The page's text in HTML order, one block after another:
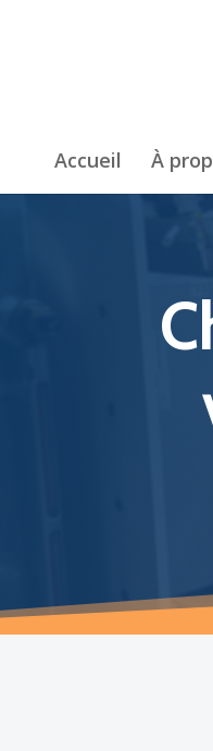
Accueil À